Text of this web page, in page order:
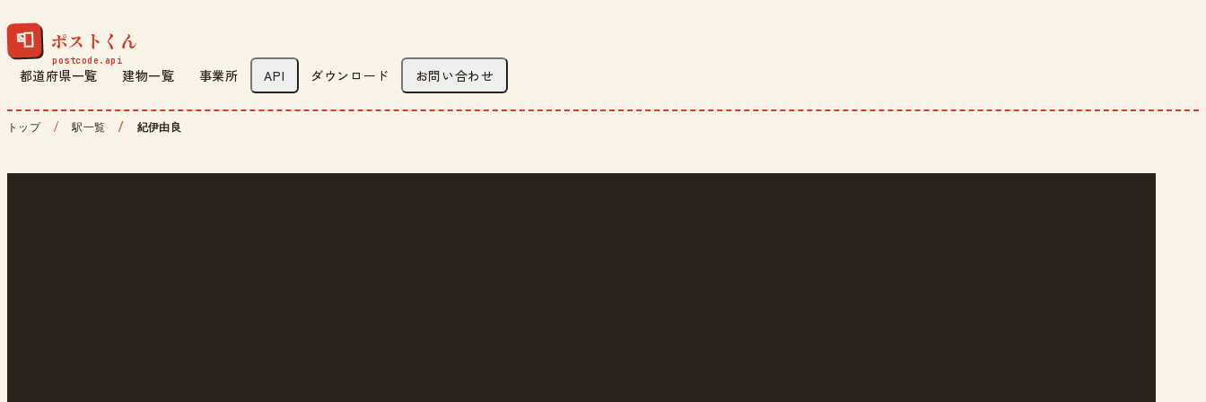
📮 ポストくん
都道府県一覧 建物一覧 事業所 API ダウンロード お問い合わせ
トップ 駅一覧 紀伊由良